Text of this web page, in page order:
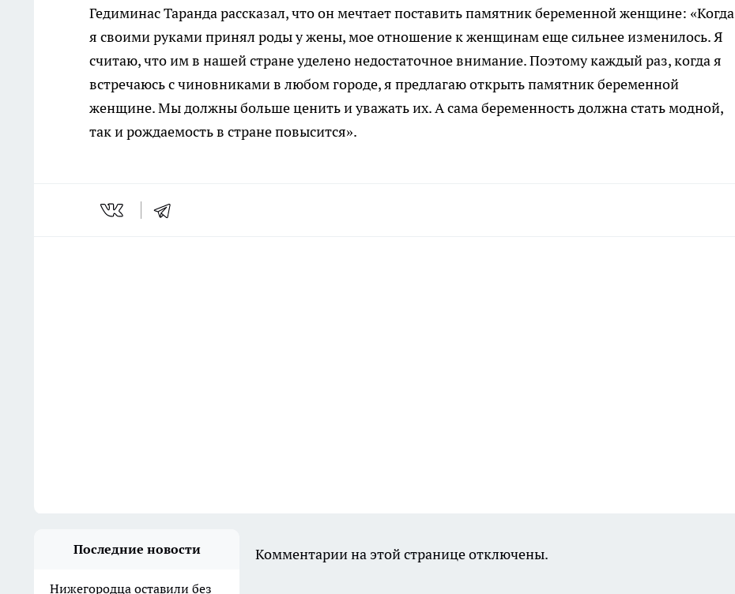
Гедиминас Таранда рассказал, что он мечтает поставить памятник беременной женщине: «Когда
я своими руками принял роды у жены, мое отношение к женщинам еще сильнее изменилось. Я
считаю, что им в нашей стране уделено недостаточное внимание. Поэтому каждый раз, когда я
встречаюсь с чиновниками в любом городе, я предлагаю открыть памятник беременной
женщине. Мы должны больше ценить и уважать их. А сама беременность должна стать модной,
так и рождаемость в стране повысится».
Последние новости
Нижегородца оставили без
Комментарии на этой странице отключены.